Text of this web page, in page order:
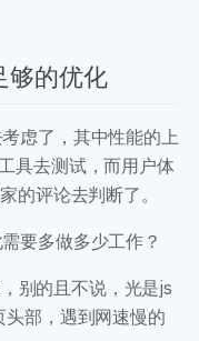
够的优化
虑了，其中性能的上
具去测试，而用户体
的评论去判断了。
要多做多少工作？
别的且不说，光是js
部，遇到网速慢的